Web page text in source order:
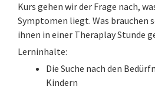
Kurs gehen wir der Frage nach,
Symptomen liegt. Was brauchen
ihnen in einer Theraplay Stunde
Lerninhalte:
Die Suche nach den
Kindern